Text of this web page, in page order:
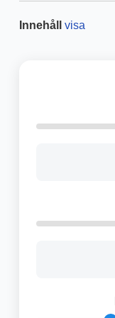
Innehåll visa